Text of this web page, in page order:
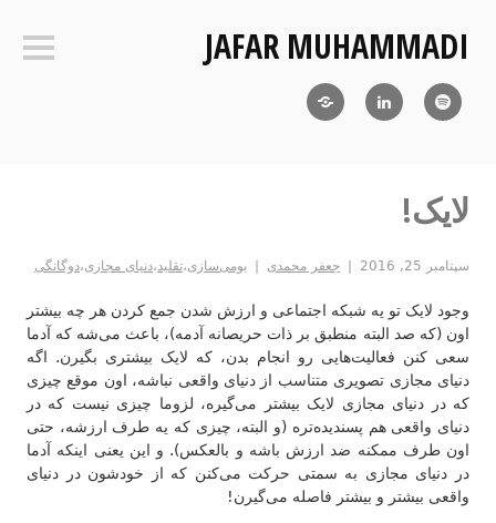
محتواJAFAR MUHAMMADI
لایک!
سپتامبر 25, 2016 جعفر محمدی بومی‌سازی،تقلید ،دنیای مجازی،دوگانگی
وجود لایک تو یه شبکه اجتماعی و ارزش شدن جمع کردن هر چه بیشتر
اون (که صد البته منطبق بر ذات حریصانه آدمه)، باعث می‌شه که آدما
سعی کنن فعالیت‌هایی رو انجام بدن، که لایک بیشتری بگیرن. اگه
دنیای مجازی تصویری متناسب از دنیای واقعی‌ نباشه، اون موقع چیزی
که در دنیای مجازی لایک بیشتر می‌گیره، لزوما چیزی نیست که در
دنیای واقعی هم پسندیده‌تره (و البته، چیزی که یه طرف ارزشه، حتی
اون طرف ممکنه ضد ارزش باشه و بالعکس). و این یعنی اینکه آدما
در دنیای مجازی به سمتی حرکت می‌کنن که از خودشون در دنیای
واقعی بیشتر و بیشتر فاصله می‌گیرن!